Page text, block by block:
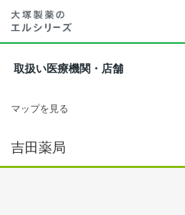
取扱い医療機関・店舗
マップを見る
吉田薬局